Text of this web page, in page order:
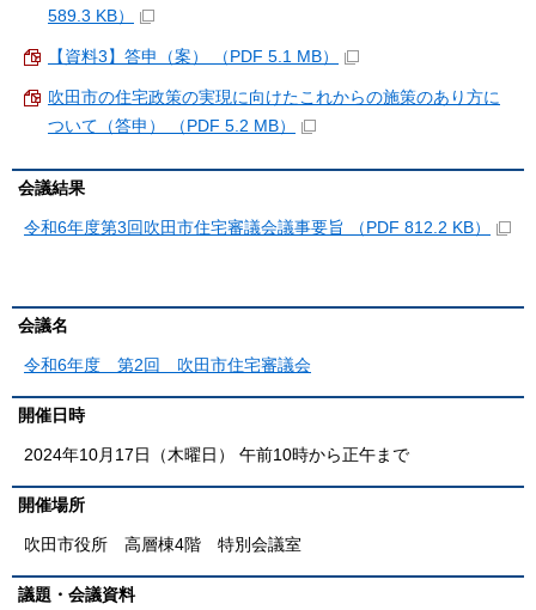
589.3 KB）
【資料3】答申（案） （PDF 5.1 MB）
吹田市の住宅政策の実現に向けたこれからの施策のあり方に
ついて（答申） （PDF 5.2 MB）
会議結果
令和6年度第3回吹田市住宅審議会議事要旨 （PDF 812.2 KB）
会議名
令和6年度 第2回 吹田市住宅審議会
開催日時
2024年10月17日（木曜日） 午前10時から正午まで
開催場所
吹田市役所 高層棟4階 特別会議室
議題・会議資料